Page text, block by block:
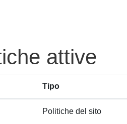
attive
Tipo
Politiche del sito